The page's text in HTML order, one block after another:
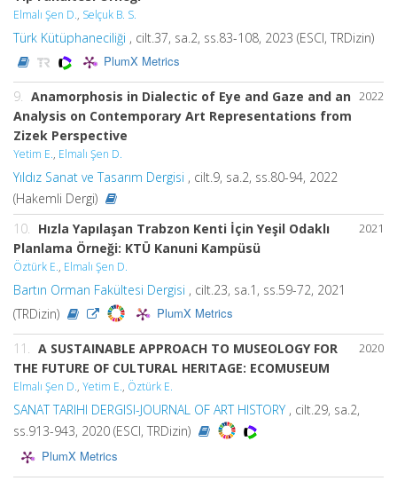
Elmalı Şen D., Selçuk B. S.
Türk Kütüphaneciliği , cilt.37, sa.2, ss.83-108, 2023 (ESCI, TRDizin)
PlumX Metrics
2022
9. Anamorphosis in Dialectic of Eye and Gaze and an
Analysis on Contemporary Art Representations from
Zizek Perspective
Yetim E., Elmalı Şen D.
Yıldız Sanat ve Tasarım Dergisi , cilt.9, sa.2, ss.80-94, 2022
(Hakemli Dergi)
2021
10. Hızla Yapılaşan Trabzon Kenti İçin Yeşil Odaklı
Planlama Örneği: KTÜ Kanuni Kampüsü
Öztürk E., Elmalı Şen D.
Bartın Orman Fakültesi Dergisi , cilt.23, sa.1, ss.59-72, 2021
(TRDizin)
PlumX Metrics
2020
11. A SUSTAINABLE APPROACH TO MUSEOLOGY FOR
THE FUTURE OF CULTURAL HERITAGE: ECOMUSEUM
Elmalı Şen D., Yetim E., Öztürk E.
SANAT TARIHI DERGISI-JOURNAL OF ART HISTORY , cilt.29, sa.2,
ss.913-943, 2020 (ESCI, TRDizin)
PlumX Metrics